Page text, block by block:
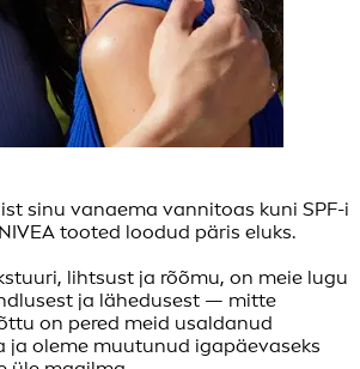
sinu vanaema vannitoas kuni SPF-i
tooted loodud päris eluks.
lihtsust ja rõõmu, on meie lugu
ja lähedusest — mitte
on pered meid usaldanud
ja oleme muutunud igapäevaseks